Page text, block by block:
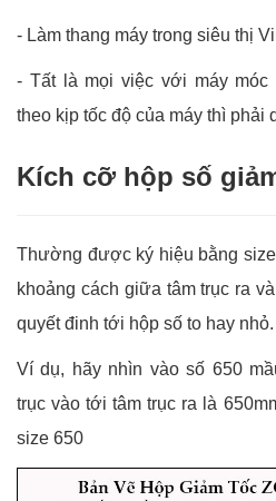
- Làm thang máy trong siêu thị
- Tất là mọi việc với máy
theo kịp tốc độ của máy thì phải
Kích cỡ hộp số
Thường được ký hiệu bằng
khoảng cách giữa tâm trục ra
quyết đinh tới hộp số to hay nhỏ.
Ví dụ, hãy nhìn vào số 650
trục vào tới tâm trục ra là
size 650